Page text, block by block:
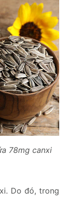
78mg canxi
Do đó, trong